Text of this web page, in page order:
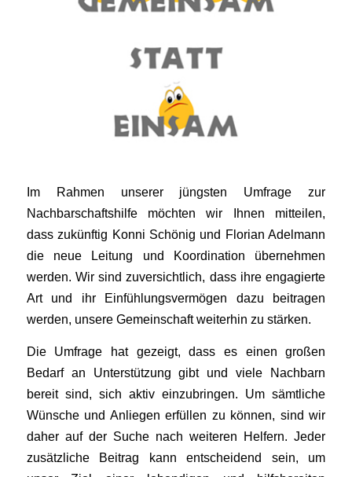
Im Rahmen unserer jüngsten Umfrage zur
Nachbarschaftshilfe möchten wir Ihnen mitteilen,
dass zukünftig Konni Schönig und Florian Adelmann
die neue Leitung und Koordination übernehmen
werden. Wir sind zuversichtlich, dass ihre engagierte
Art und ihr Einfühlungsvermögen dazu beitragen
werden, unsere Gemeinschaft weiterhin zu stärken.
Die Umfrage hat gezeigt, dass es einen großen
Bedarf an Unterstützung gibt und viele Nachbarn
bereit sind, sich aktiv einzubringen. Um sämtliche
Wünsche und Anliegen erfüllen zu können, sind wir
daher auf der Suche nach weiteren Helfern. Jeder
zusätzliche Beitrag kann entscheidend sein, um